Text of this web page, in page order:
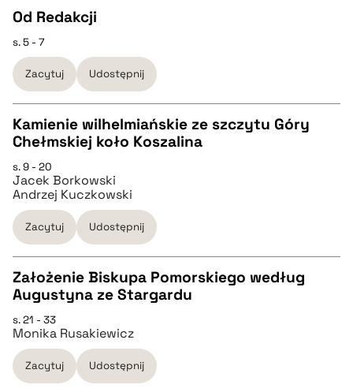
Od Redakcji
s. 5 - 7
Zacytuj Udostępnij
CZYSTY TEKST
pobierz cytat
BIBTEX
pobierz cytat
Kamienie wilhelmiańskie ze szczytu Góry
Chełmskiej koło Koszalina
s. 9 - 20
Jacek Borkowski
Andrzej Kuczkowski
Zacytuj Udostępnij
CZYSTY TEKST
pobierz cytat
Założenie Biskupa Pomorskiego według
Augustyna ze Stargardu
s. 21 - 33
Monika Rusakiewicz
Zacytuj Udostępnij